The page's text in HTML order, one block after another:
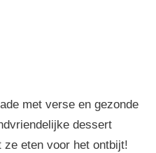
met verse en gezonde
dessert
ze eten voor het ontbijt!